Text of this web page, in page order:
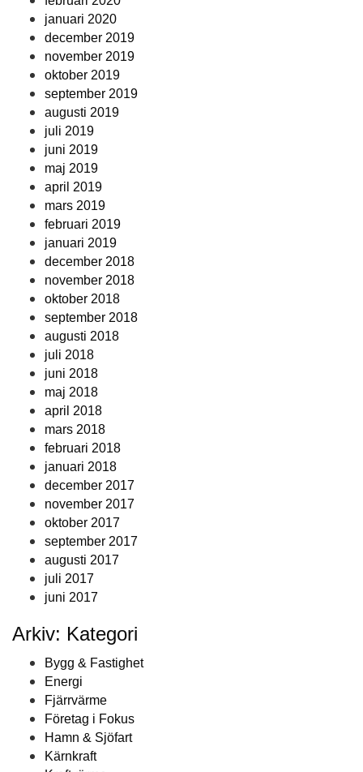
januari 2020
december 2019
november 2019
oktober 2019
september 2019
augusti 2019
juli 2019
juni 2019
maj 2019
april 2019
mars 2019
februari 2019
januari 2019
december 2018
november 2018
oktober 2018
september 2018
augusti 2018
juli 2018
juni 2018
maj 2018
april 2018
mars 2018
februari 2018
januari 2018
december 2017
november 2017
oktober 2017
september 2017
augusti 2017
juli 2017
juni 2017
Arkiv: Kategori
Bygg & Fastighet
Energi
Fjärrvärme
Företag i Fokus
Hamn & Sjöfart
Kärnkraft